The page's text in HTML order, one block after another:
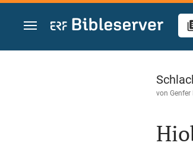
Zum Inhalt springen
Hiob
von